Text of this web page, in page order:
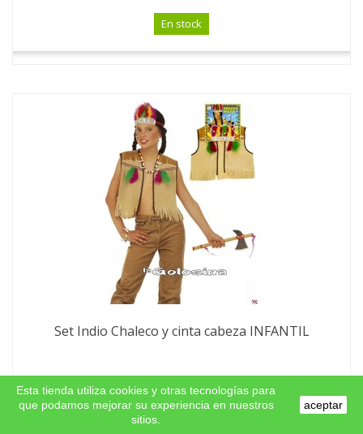
En stock
Set Indio Chaleco y cinta cabeza INFANTIL
10,33 €
Comprar
Esta tienda utiliza cookies y otras tecnologías para
que podamos mejorar su experiencia en nuestros
sitios.
aceptar